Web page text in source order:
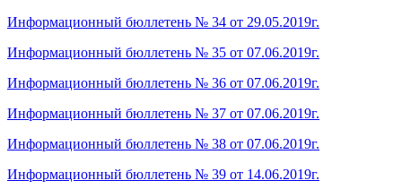
Информационный бюллетень № 34 от 29.05.2019г.
Информационный бюллетень № 35 от 07.06.2019г.
Информационный бюллетень № 36 от 07.06.2019г.
Информационный бюллетень № 37 от 07.06.2019г.
Информационный бюллетень № 38 от 07.06.2019г.
Информационный бюллетень № 39 от 14.06.2019г.